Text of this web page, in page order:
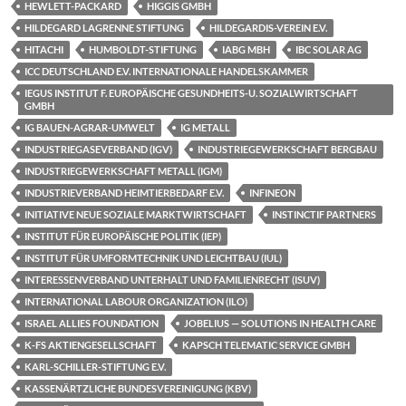
HEWLETT-PACKARD
HIGGIS GMBH
HILDEGARD LAGRENNE STIFTUNG
HILDEGARDIS-VEREIN E.V.
HITACHI
HUMBOLDT-STIFTUNG IABG MBH
IBC SOLAR AG
ICC DEUTSCHLAND E.V. INTERNATIONALE HANDELSKAMMER
IEGUS INSTITUT F. EUROPÄISCHE GESUNDHEITS-U. SOZIALWIRTSCHAFT
GMBH
IG BAUEN-AGRAR-UMWELT
IG METALL
INDUSTRIEGASEVERBAND (IGV)
INDUSTRIEGEWERKSCHAFT BERGBAU
INDUSTRIEGEWERKSCHAFT METALL (IGM)
INDUSTRIEVERBAND HEIMTIERBEDARF E.V.
INFINEON
INITIATIVE NEUE SOZIALE MARKTWIRTSCHAFT
INSTINCTIF PARTNERS
INSTITUT FÜR EUROPÄISCHE POLITIK (IEP)
INSTITUT FÜR UMFORMTECHNIK UND LEICHTBAU (IUL)
INTERESSENVERBAND UNTERHALT UND FAMILIENRECHT (ISUV)
INTERNATIONAL LABOUR ORGANIZATION (ILO)
ISRAEL ALLIES FOUNDATION
JOBELIUS — SOLUTIONS IN HEALTH CARE
K-FS AKTIENGESELLSCHAFT
KAPSCH TELEMATIC SERVICE GMBH
KARL-SCHILLER-STIFTUNG E.V.
KASSENÄRTZLICHE BUNDESVEREINIGUNG (KBV)